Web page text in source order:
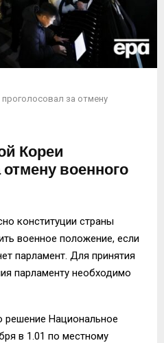
за отмену
Кореи
военного
конституции страны
военное положение, если
парламент. Для принятия
парламенту необходимо
решение Национальное
в 1.01 по местному